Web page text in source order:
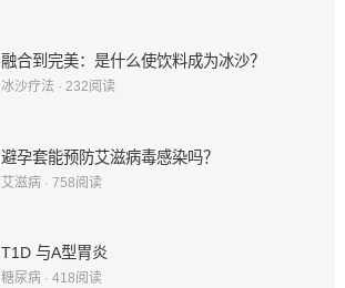
融合到完美：是什么使饮料成为冰沙？
冰沙疗法 · 232阅读
避孕套能预防艾滋病毒感染吗？
艾滋病· 758阅读
T1D 与A型胃炎
糖尿病· 418阅读